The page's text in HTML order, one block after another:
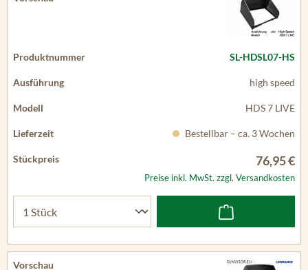
SL-HDSL07-HS
high speed
HDS 7 LIVE
Bestellbar – ca. 3 Wochen
76,95 €
Preise inkl. MwSt. zzgl. Versandkosten